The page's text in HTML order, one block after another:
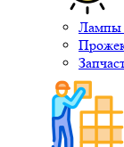
Лампы